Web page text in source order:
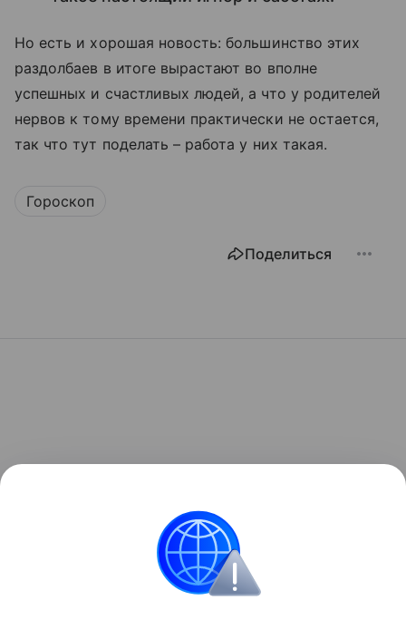
Но есть и хорошая новость: большинство этих
раздолбаев в итоге вырастают во вполне
успешных и счастливых людей, а что у родителей
нервов к тому времени практически не остается,
так что тут поделать – работа у них такая.
Гороскоп
Поделиться